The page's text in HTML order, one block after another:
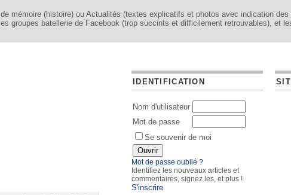
mémoire (histoire) ou Actualités (textes explicatifs et photos avec indication des
groupes batellerie de Facebook (trop succints et difficilement retrouvables), et
IDENTIFICATION
Nom d'utilisateur
Mot de passe
Se souvenir de moi
Mot de passe oublié ?
Identifiez les nouveaux articles et
commentaires, signez les, et plus !
S'inscrire